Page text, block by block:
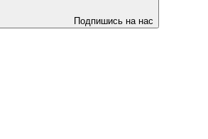
Подпишись на нас